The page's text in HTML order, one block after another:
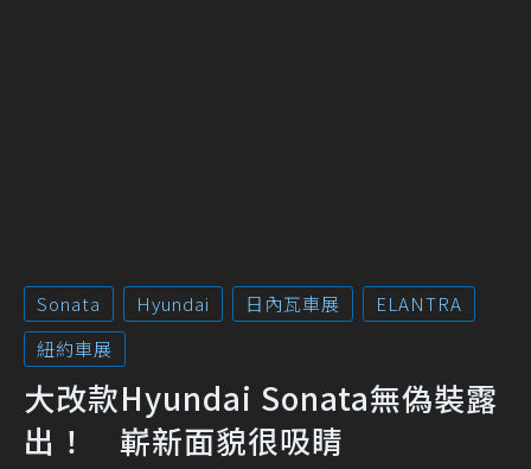
Sonata Hyundai 日內瓦車展
ELANTRA
紐約車展
大改款Hyundai Sonata無偽裝露
出！ 嶄新面貌很吸睛